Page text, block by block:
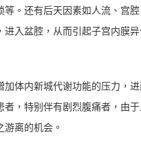
还有后天因素如人流、宫腔
入盆腔，从而引起子宫内膜异
内新城代谢功能的压力，
，特别伴有剧烈腹痛者，由
离的机会。